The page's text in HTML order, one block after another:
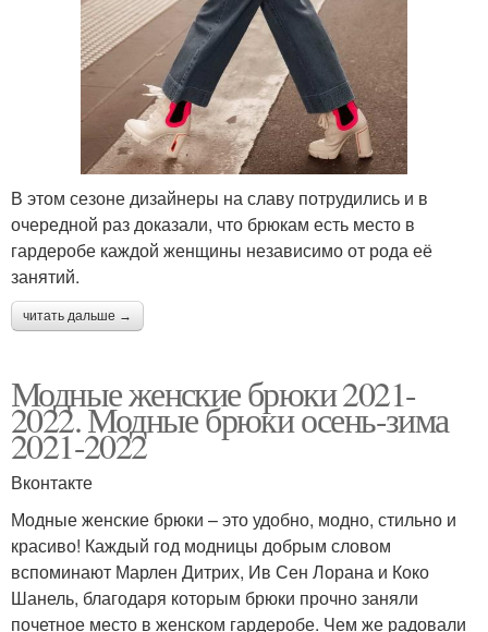
В этом сезоне дизайнеры на славу потрудились и в
очередной раз доказали, что брюкам есть место в
гардеробе каждой женщины независимо от рода её
занятий.
читать дальше →
Модные женские брюки 2021-
2022. Модные брюки осень-зима
2021-2022
Вконтакте
Модные женские брюки – это удобно, модно, стильно и
красиво! Каждый год модницы добрым словом
вспоминают Марлен Дитрих, Ив Сен Лорана и Коко
Шанель, благодаря которым брюки прочно заняли
почетное место в женском гардеробе. Чем же радовали